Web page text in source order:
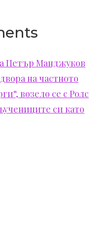
Петър Манджуков
на частното
возело се с Ролс
си като